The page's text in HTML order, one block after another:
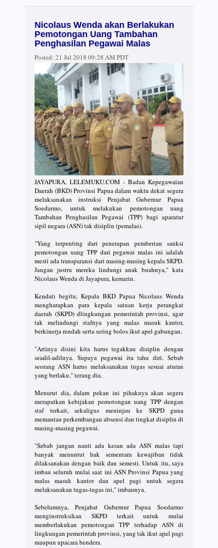
Nicolaus Wenda akan Berlakukan
Pemotongan Uang Tambahan
Penghasilan Pegawai Malas
Posted: 21 Jul 2018 09:28 AM PDT
JAYAPURA, LELEMUKU.COM - Badan Kepegawaian
Daerah (BKD) Provinsi Papua dalam waktu dekat segera
melaksanakan instruksi Penjabat Gubernur Papua
Soedarmo, untuk melakukan pemotongan uang
Tambahan Penghasilan Pegawai (TPP) bagi aparatur
sipil negara (ASN) tak disiplin (pemalas).
"Yang terpenting dari penerapan pemberian sanksi
pemotongan uang TPP dari pegawai malas ini adalah
mesti ada transparansi dari masing-masing kepala SKPD.
Jangan justru mereka lindungi anak buahnya," kata
Nicolaus Wenda di Jayapura, kemarin.
Kendati begitu, Kepala BKD Papua Nicolaus Wenda
mengharapkan para kepala satuan kerja perangkat
daerah (SKPD) dlingkungan pemerintah provinsi, agar
tak melindungi stafnya yang malas masuk kantor,
berkinerja rendah serta sering bolos ikut apel gabungan.
"Artinya disini kita harus tegakkan disiplin dengan
seadil-adilnya. Supaya pegawai itu tahu diri. Sebab
seorang ASN harus melaksanakan tugas sesuai aturan
yang berlaku," terang dia.
Menurut dia, dalam pekan ini pihaknya akan segera
merapatkan kebijakan pemotongan uang TPP dengan
staf terkait, sekaligus meninjau ke SKPD guna
memantau perkembangan absensi dan tingkat disiplin di
masing-masing pegawai.
"Sebab jangan nanti ada kesan ada ASN malas tapi
banyak menuntut hak sementara kewajiban tidak
dilaksanakan dengan baik dan semesti. Untuk itu, saya
imbau seluruh mulai saat ini ASN Provinsi Papua yang
malas masuk kantor dan apel pagi untuk segera
melaksanakan tugas-tugas ini," imbaunya.
Sebelumnya, Penjabat Gubernur Papua Soedarmo
menginstruksikan SKPD terkait untuk mulai
memberlakukan pemotongan TPP terhadap ASN di
lingkungan pemerintah provinsi, yang tak ikut apel pagi
maupun upacara bendera.